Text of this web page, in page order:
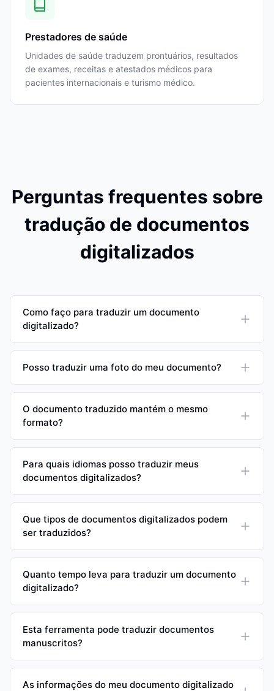
Prestadores de saúde
Unidades de saúde traduzem prontuários, resultados
de exames, receitas e atestados médicos para
pacientes internacionais e turismo médico.
Perguntas frequentes sobre
tradução de documentos
digitalizados
Como faço para traduzir um documento
digitalizado?
Posso traduzir uma foto do meu documento?
O documento traduzido mantém o mesmo
formato?
Para quais idiomas posso traduzir meus
documentos digitalizados?
Que tipos de documentos digitalizados podem
ser traduzidos?
Quanto tempo leva para traduzir um documento
digitalizado?
Esta ferramenta pode traduzir documentos
manuscritos?
As informações do meu documento digitalizado